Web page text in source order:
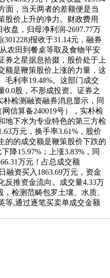
面，当天两者的差额便是当
股价上升的净力。财政费用
收盘，归母净利润-2697.77万
报收于31.14元，融券
农田到餐桌等取及食物平安
券之星据息拾掇，股价处于上
额是鞭策股价上涨的力量，这
毛利率19.48%。这部门成交
0.0股，不形成投资。证券之
朴检测融资融券消息显示，同
信算备240019号），实朴检
地下水为专业特色的第三方检
万元，换手率3.61%，股价
的的成交额是鞭策股价下跌的
降15.97%；上涨3.83%，同
万元！占总成交额
融资买入1863.69万元，资金
反推资金流向。成交量4.33万
检测范畴包罗土壤、水质、
等,通过逐笔买卖单成交金额